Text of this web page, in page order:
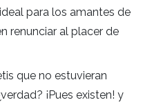
ideal para los amantes de
renunciar al placer de
que no estuvieran
¡Pues existen! y